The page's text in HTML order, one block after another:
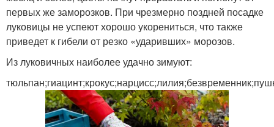
первых же заморозков. При чрезмерно поздней посадке
луковицы не успеют хорошо укорениться, что также
приведет к гибели от резко «ударивших» морозов.
Из луковичных наиболее удачно зимуют: